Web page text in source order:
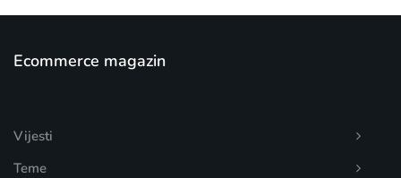
Ecommerce magazin
Vijesti
Teme